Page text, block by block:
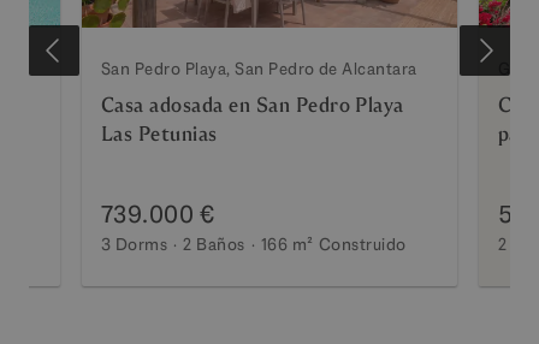
San Pedro Playa, San Pedro de Alcantara
Casa adosada en San Pedro Playa
Las Petunias
739.000 €
3 Dorms 2 Baños 166 m² Construido 2